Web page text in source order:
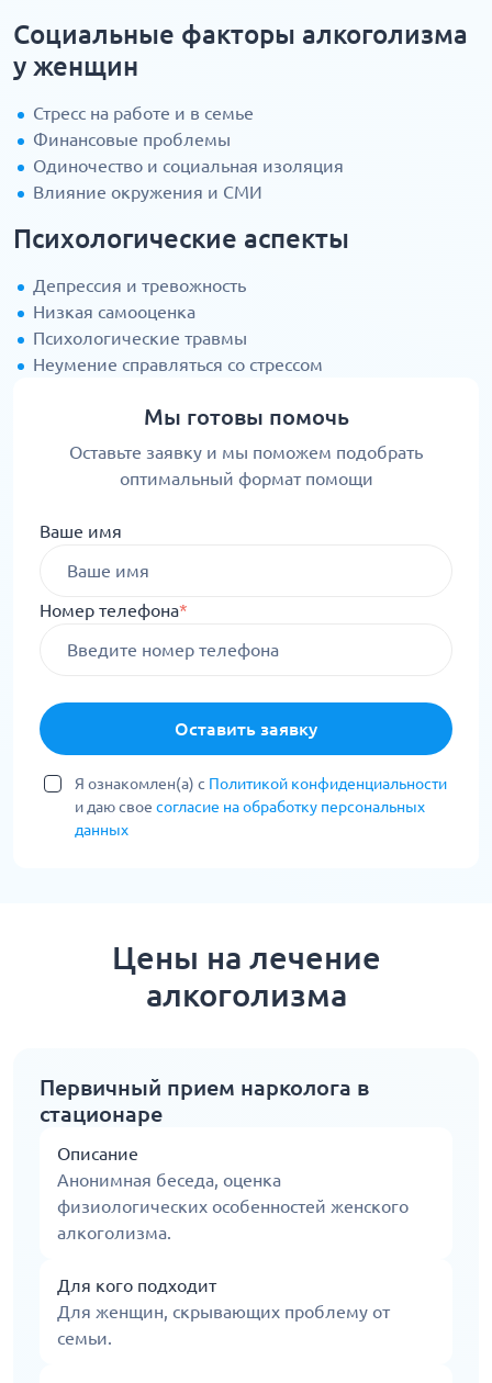
Социальные факторы алкоголизма
у женщин
Стресс на работе и в семье
Финансовые проблемы
Одиночество и социальная изоляция
Влияние окружения и СМИ
Психологические аспекты
Депрессия и тревожность
Низкая самооценка
Психологические травмы
Неумение справляться со стрессом
Мы готовы помочь
Оставьте заявку и мы поможем подобрать
оптимальный формат помощи
Ваше имя
Номер телефона*
Оставить заявку
Я ознакомлен(а) с Политикой конфиденциальности
и даю свое согласие на обработку персональных
данных
Цены на лечение
алкоголизма
Первичный прием нарколога в
стационаре
Описание
Анонимная беседа, оценка
физиологических особенностей женского
алкоголизма.
Для кого подходит
Для женщин, скрывающих проблему от
семьи.